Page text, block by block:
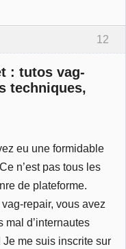
12
: tutos vag-
techniques,
eu une formidable
n’est pas tous les
de plateforme.
repair, vous avez
mal d’internautes
me suis inscrite sur